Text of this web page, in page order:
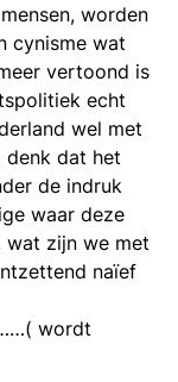
worden
cynisme wat
vertoond is
echt
wel met
denk dat het
de indruk
waar deze
wat zijn we met
naïef
wordt